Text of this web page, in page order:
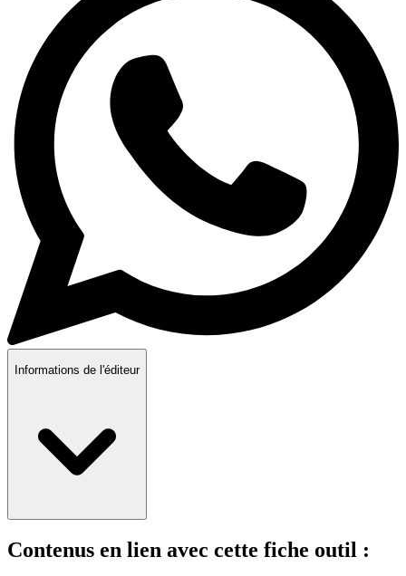
Informations de l'éditeur
Contenus en lien avec cette fiche outil :